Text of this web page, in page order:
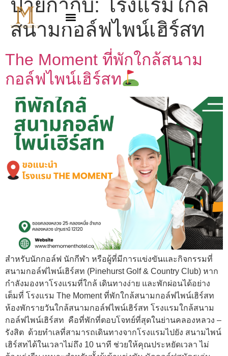
ป้ายกำกับ: โรงแรมใกล้
สนามกอล์ฟไพน์เฮิร์สท
The Moment ที่พักใกล้สนาม
กอล์ฟไพน์เฮิร์สท
สำหรับนักกอล์ฟ นักกีฬา หรือผู้ที่มีการแข่งขันและกิจกรรมที่
สนามกอล์ฟไพน์เฮิร์สท (Pinehurst Golf & Country Club) หาก
กำลังมองหาโรงแรมที่ใกล้ เดินทางง่าย และพักผ่อนได้อย่าง
เต็มที่ โรงแรม The Moment ที่พักใกล้สนามกอล์ฟไพน์เฮิร์สท
ห้องพักรายวันใกล้สนามกอล์ฟไพน์เฮิร์สท โรงแรมใกล้สนาม
กอล์ฟไพน์เฮิร์สท คือที่พักที่ตอบโจทย์ที่สุดในย่านคลองหลวง –
รังสิต ด้วยทำเลที่สามารถเดินทางจากโรงแรมไปยัง สนามไพน์
เฮิร์สทได้ในเวลาไม่ถึง 10 นาที ช่วยให้คุณประหยัดเวลา ไม่